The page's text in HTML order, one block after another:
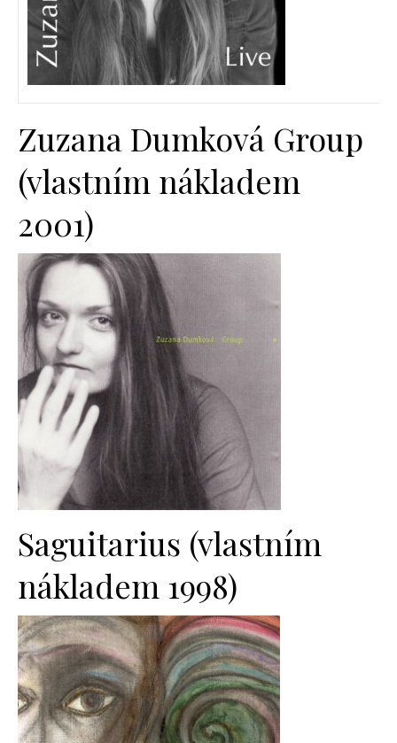
Zuzana Dumková Group
(vlastním nákladem
2001)
Saguitarius (vlastním
nákladem 1998)